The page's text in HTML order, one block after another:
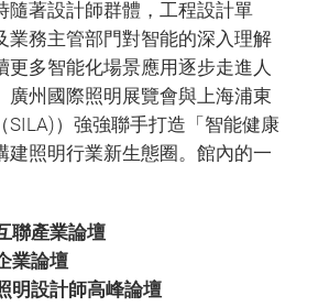
隨著設計師群體，工程設計單
業務主管部門對智能的深入理解
更多智能化場景應用逐步走進人
廣州國際照明展覽會與上海浦東
SILA)）強強聯手打造「智能健康
建照明行業新生態圈。館內的一
聯產業論壇
業論壇
明設計師高峰論壇